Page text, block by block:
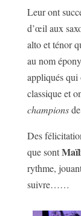
Leur ont
d’œil aux
alto et ténor
au nom
appliqués qui
classique et
championsde
Des
que sont
rythme,
suivre……